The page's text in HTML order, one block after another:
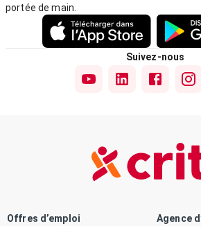
portée de main.
Suivez-nous
Offres d’emploi Agence